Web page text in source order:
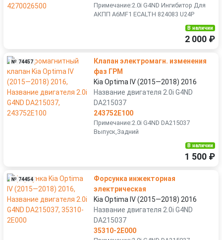
Примечание:2.0i G4ND Ингибитор Для
АКПП A6MF1 ECALTH 824083 U24P
В наличии
2 000 ₽
№ 74457
Клапан электромагн. изменения
фаз ГРМ
Kia Optima IV (2015—2018) 2016
Название двигателя 2.0i G4ND
DA215037
243752E100
Примечание:2.0i G4ND DA215037
Выпуск,Задний
В наличии
1 500 ₽
№ 74454
Форсунка инжекторная
электрическая
Kia Optima IV (2015—2018) 2016
Название двигателя 2.0i G4ND
DA215037
35310-2E000